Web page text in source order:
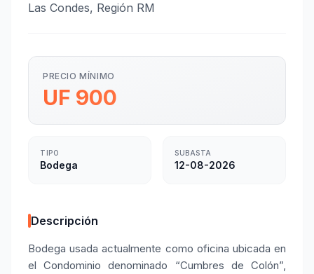
Las Condes, Región RM
PRECIO MÍNIMO
UF 900
TIPO
Bodega
SUBASTA
12-08-2026
Descripción
Bodega usada actualmente como oficina ubicada en
el Condominio denominado “Cumbres de Colón”,